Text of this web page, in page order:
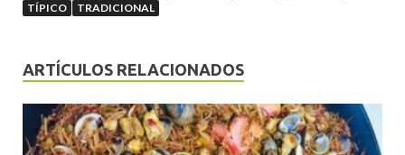
TÍPICO
TRADICIONAL
ARTÍCULOS RELACIONADOS